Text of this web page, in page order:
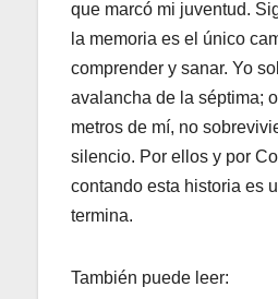
que marcó mi juventud.
la memoria es el único
comprender y sanar. Yo
avalancha de la séptima;
metros de mí, no
silencio. Por ellos y por
contando esta historia es
termina.
También puede leer: